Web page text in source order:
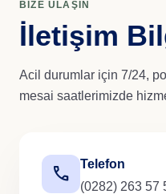
BIZE ULAŞIN
İletişim
Acil durumlar için 7/24,
mesai saatlerimizde
call
Telefon
(0282) 263 57